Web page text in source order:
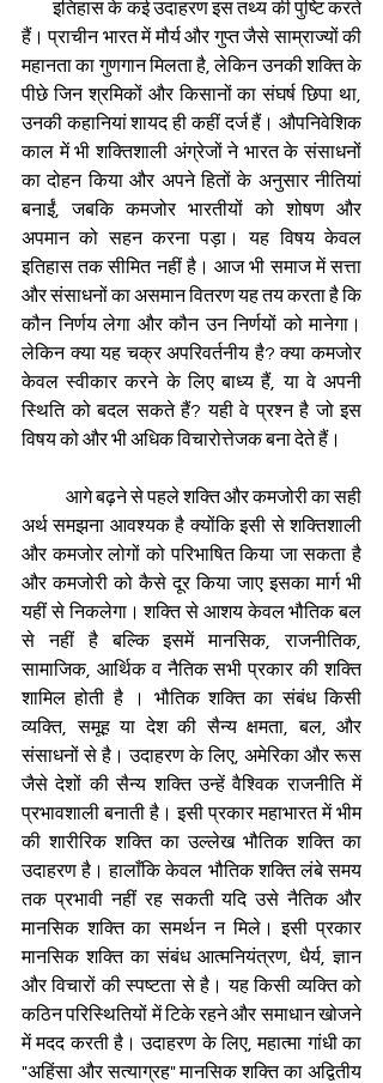
इतिहास के कई उदाहरण इस तथ्य की पुष्टि करते
हैं। प्राचीन भारत में मौर्य और गुप्त जैसे साम्राज्यों की
महानता का गुणगान मिलता है, लेकिन उनकी शक्ति के
पीछे जिन श्रमिकों और किसानों का संघर्ष छिपा था,
उनकी कहानियां शायद ही कहीं दर्ज हैं। औपनिवेशिक
काल में भी शक्तिशाली अंग्रेजों ने भारत के संसाधनों
का दोहन किया और अपने हितों के अनुसार नीतियां
बनाईं, जबकि कमजोर भारतीयों को शोषण और
अपमान को सहन करना पड़ा। यह विषय केवल
इतिहास तक सीमित नहीं है। आज भी समाज में सत्ता
और संसाधनों का असमान वितरण यह तय करता है कि
कौन निर्णय लेगा और कौन उन निर्णयों को मानेगा।
लेकिन क्या यह चक्र अपरिवर्तनीय है? क्या कमजोर
केवल स्वीकार करने के लिए बाध्य हैं, या वे अपनी
स्थिति को बदल सकते हैं? यही वे प्रश्न है जो इस
विषय को और भी अधिक विचारोत्तेजक बना देते हैं।
आगे बढ़ने से पहले शक्ति और कमजोरी का सही
अर्थ समझना आवश्यक है क्योंकि इसी से शक्तिशाली
और कमजोर लोगों को परिभाषित किया जा सकता है
और कमजोरी को कैसे दूर किया जाए इसका मार्ग भी
यहीं से निकलेगा। शक्ति से आशय केवल भौतिक बल
से नहीं है बल्कि इसमें मानसिक, राजनीतिक,
सामाजिक, आर्थिक व नैतिक सभी प्रकार की शक्ति
शामिल होती है । भौतिक शक्ति का संबंध किसी
व्यक्ति, समूह या देश की सैन्य क्षमता, बल, और
संसाधनों से है। उदाहरण के लिए, अमेरिका और रूस
जैसे देशों की सैन्य शक्ति उन्हें वैश्विक राजनीति में
प्रभावशाली बनाती है। इसी प्रकार महाभारत में भीम
की शारीरिक शक्ति का उल्लेख भौतिक शक्ति का
उदाहरण है। हालाँकि केवल भौतिक शक्ति लंबे समय
तक प्रभावी नहीं रह सकती यदि उसे नैतिक और
मानसिक शक्ति का समर्थन न मिले। इसी प्रकार
मानसिक शक्ति का संबंध आत्मनियंत्रण, धैर्य, ज्ञान
और विचारों की स्पष्टता से है। यह किसी व्यक्ति को
कठिन परिस्थितियों में टिके रहने और समाधान खोजने
में मदद करती है। उदाहरण के लिए, महात्मा गांधी का
"अहिंसा और सत्याग्रह" मानसिक शक्ति का अद्वितीय